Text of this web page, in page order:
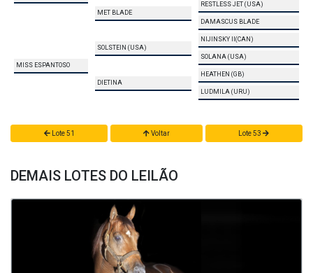
MET BLADE
RESTLESS JET (USA)
DAMASCUS BLADE
MISS ESPANTOSO
SOLSTEIN (USA)
NIJINSKY II(CAN)
SOLANA (USA)
DIETINA
HEATHEN (GB)
LUDMILA (URU)
Lote 51 Voltar Lote 53
DEMAIS LOTES DO LEILÃO